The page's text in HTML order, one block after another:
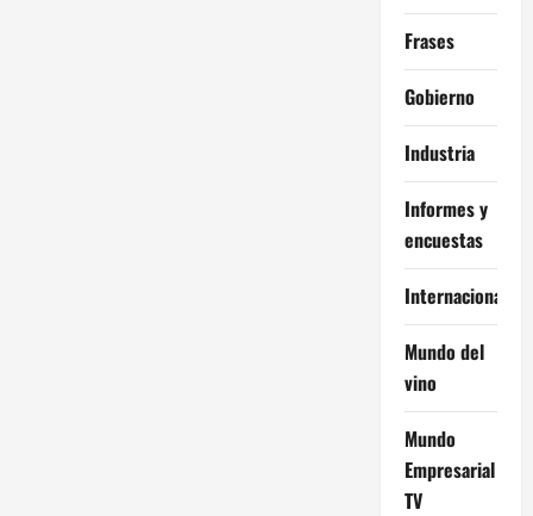
Frases
Gobierno
Industria
Informes y
encuestas
Internacional
Mundo del
vino
Mundo
Empresarial
TV